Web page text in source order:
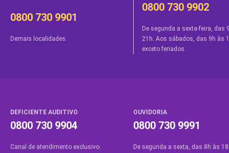
0800 730 9901
Demais localidades.
0800 730 9902
De segunda a sexta-feira, das
21h. Aos sábados, das 9h às
exceto feriados.
DEFICIENTE AUDITIVO
0800 730 9904
Canal de atendimento exclusivo.
OUVIDORIA
0800 730 9991
De segunda a sexta, das 8h às